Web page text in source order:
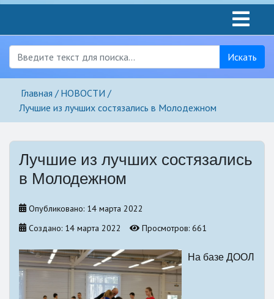
Искать
Главная
НОВОСТИ
Лучшие из лучших состязались в Молодежном
Лучшие из лучших состязались
в Молодежном
Опубликовано: 14 марта 2022
Создано: 14 марта 2022
Просмотров: 661
На базе ДООЛ